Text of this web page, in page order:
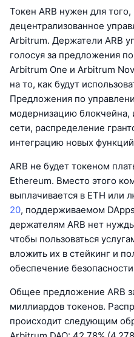
Токен ARB нужен для
децентрализованное
Arbitrum. Держатели ARB
голосуя за предложения
Arbitrum One и Arbitrum
на то, как будут
Предложения по
модернизацию блокчейна,
сети, распределение
интеграцию новых
ARB не будет токеном
Ethereum. Вместо этого
выплачивается в ETH или
20, поддерживаемом
держателям ARB нет
чтобы пользоваться
вложить их в стейкинг и
обеспечение
Общее предложение ARB
миллиардов токенов.
происходит следующим